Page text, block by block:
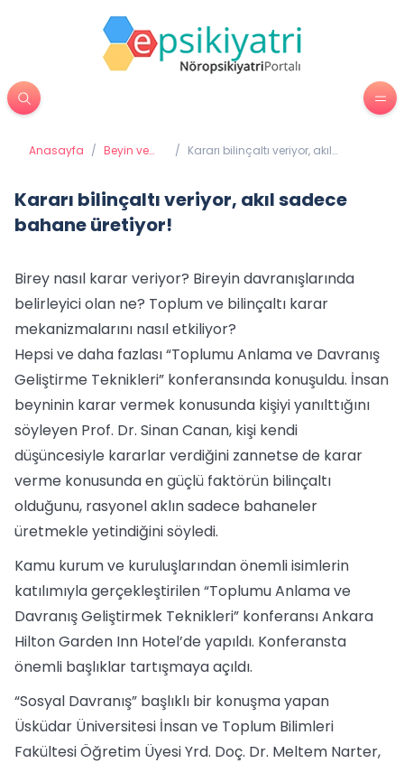
Anasayfa / Beyin ve
/ Kararı bilinçaltı veriyor, akıl
Kararı bilinçaltı veriyor, akıl sadece
bahane üretiyor!
Birey nasıl karar veriyor? Bireyin davranışlarında
belirleyici olan ne? Toplum ve bilinçaltı karar
mekanizmalarını nasıl etkiliyor?
Hepsi ve daha fazlası “Toplumu Anlama ve Davranış
Geliştirme Teknikleri” konferansında konuşuldu. İnsan
beyninin karar vermek konusunda kişiyi yanılttığını
söyleyen Prof. Dr. Sinan Canan, kişi kendi
düşüncesiyle kararlar verdiğini zannetse de karar
verme konusunda en güçlü faktörün bilinçaltı
olduğunu, rasyonel aklın sadece bahaneler
üretmekle yetindiğini söyledi.
Kamu kurum ve kuruluşlarından önemli isimlerin
katılımıyla gerçekleştirilen “Toplumu Anlama ve
Davranış Geliştirmek Teknikleri” konferansı Ankara
Hilton Garden Inn Hotel’de yapıldı. Konferansta
önemli başlıklar tartışmaya açıldı.
“Sosyal Davranış” başlıklı bir konuşma yapan
Üsküdar Üniversitesi İnsan ve Toplum Bilimleri
Fakültesi Öğretim Üyesi Yrd. Doç. Dr. Meltem Narter,